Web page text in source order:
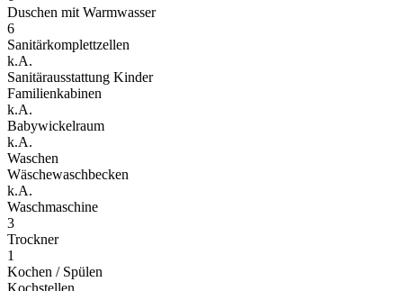
Duschen mit Warmwasser
6
Sanitärkomplettzellen
k.A.
Sanitärausstattung Kinder
Familienkabinen
k.A.
Babywickelraum
k.A.
Waschen
Wäschewaschbecken
k.A.
Waschmaschine
3
Trockner
1
Kochen / Spülen